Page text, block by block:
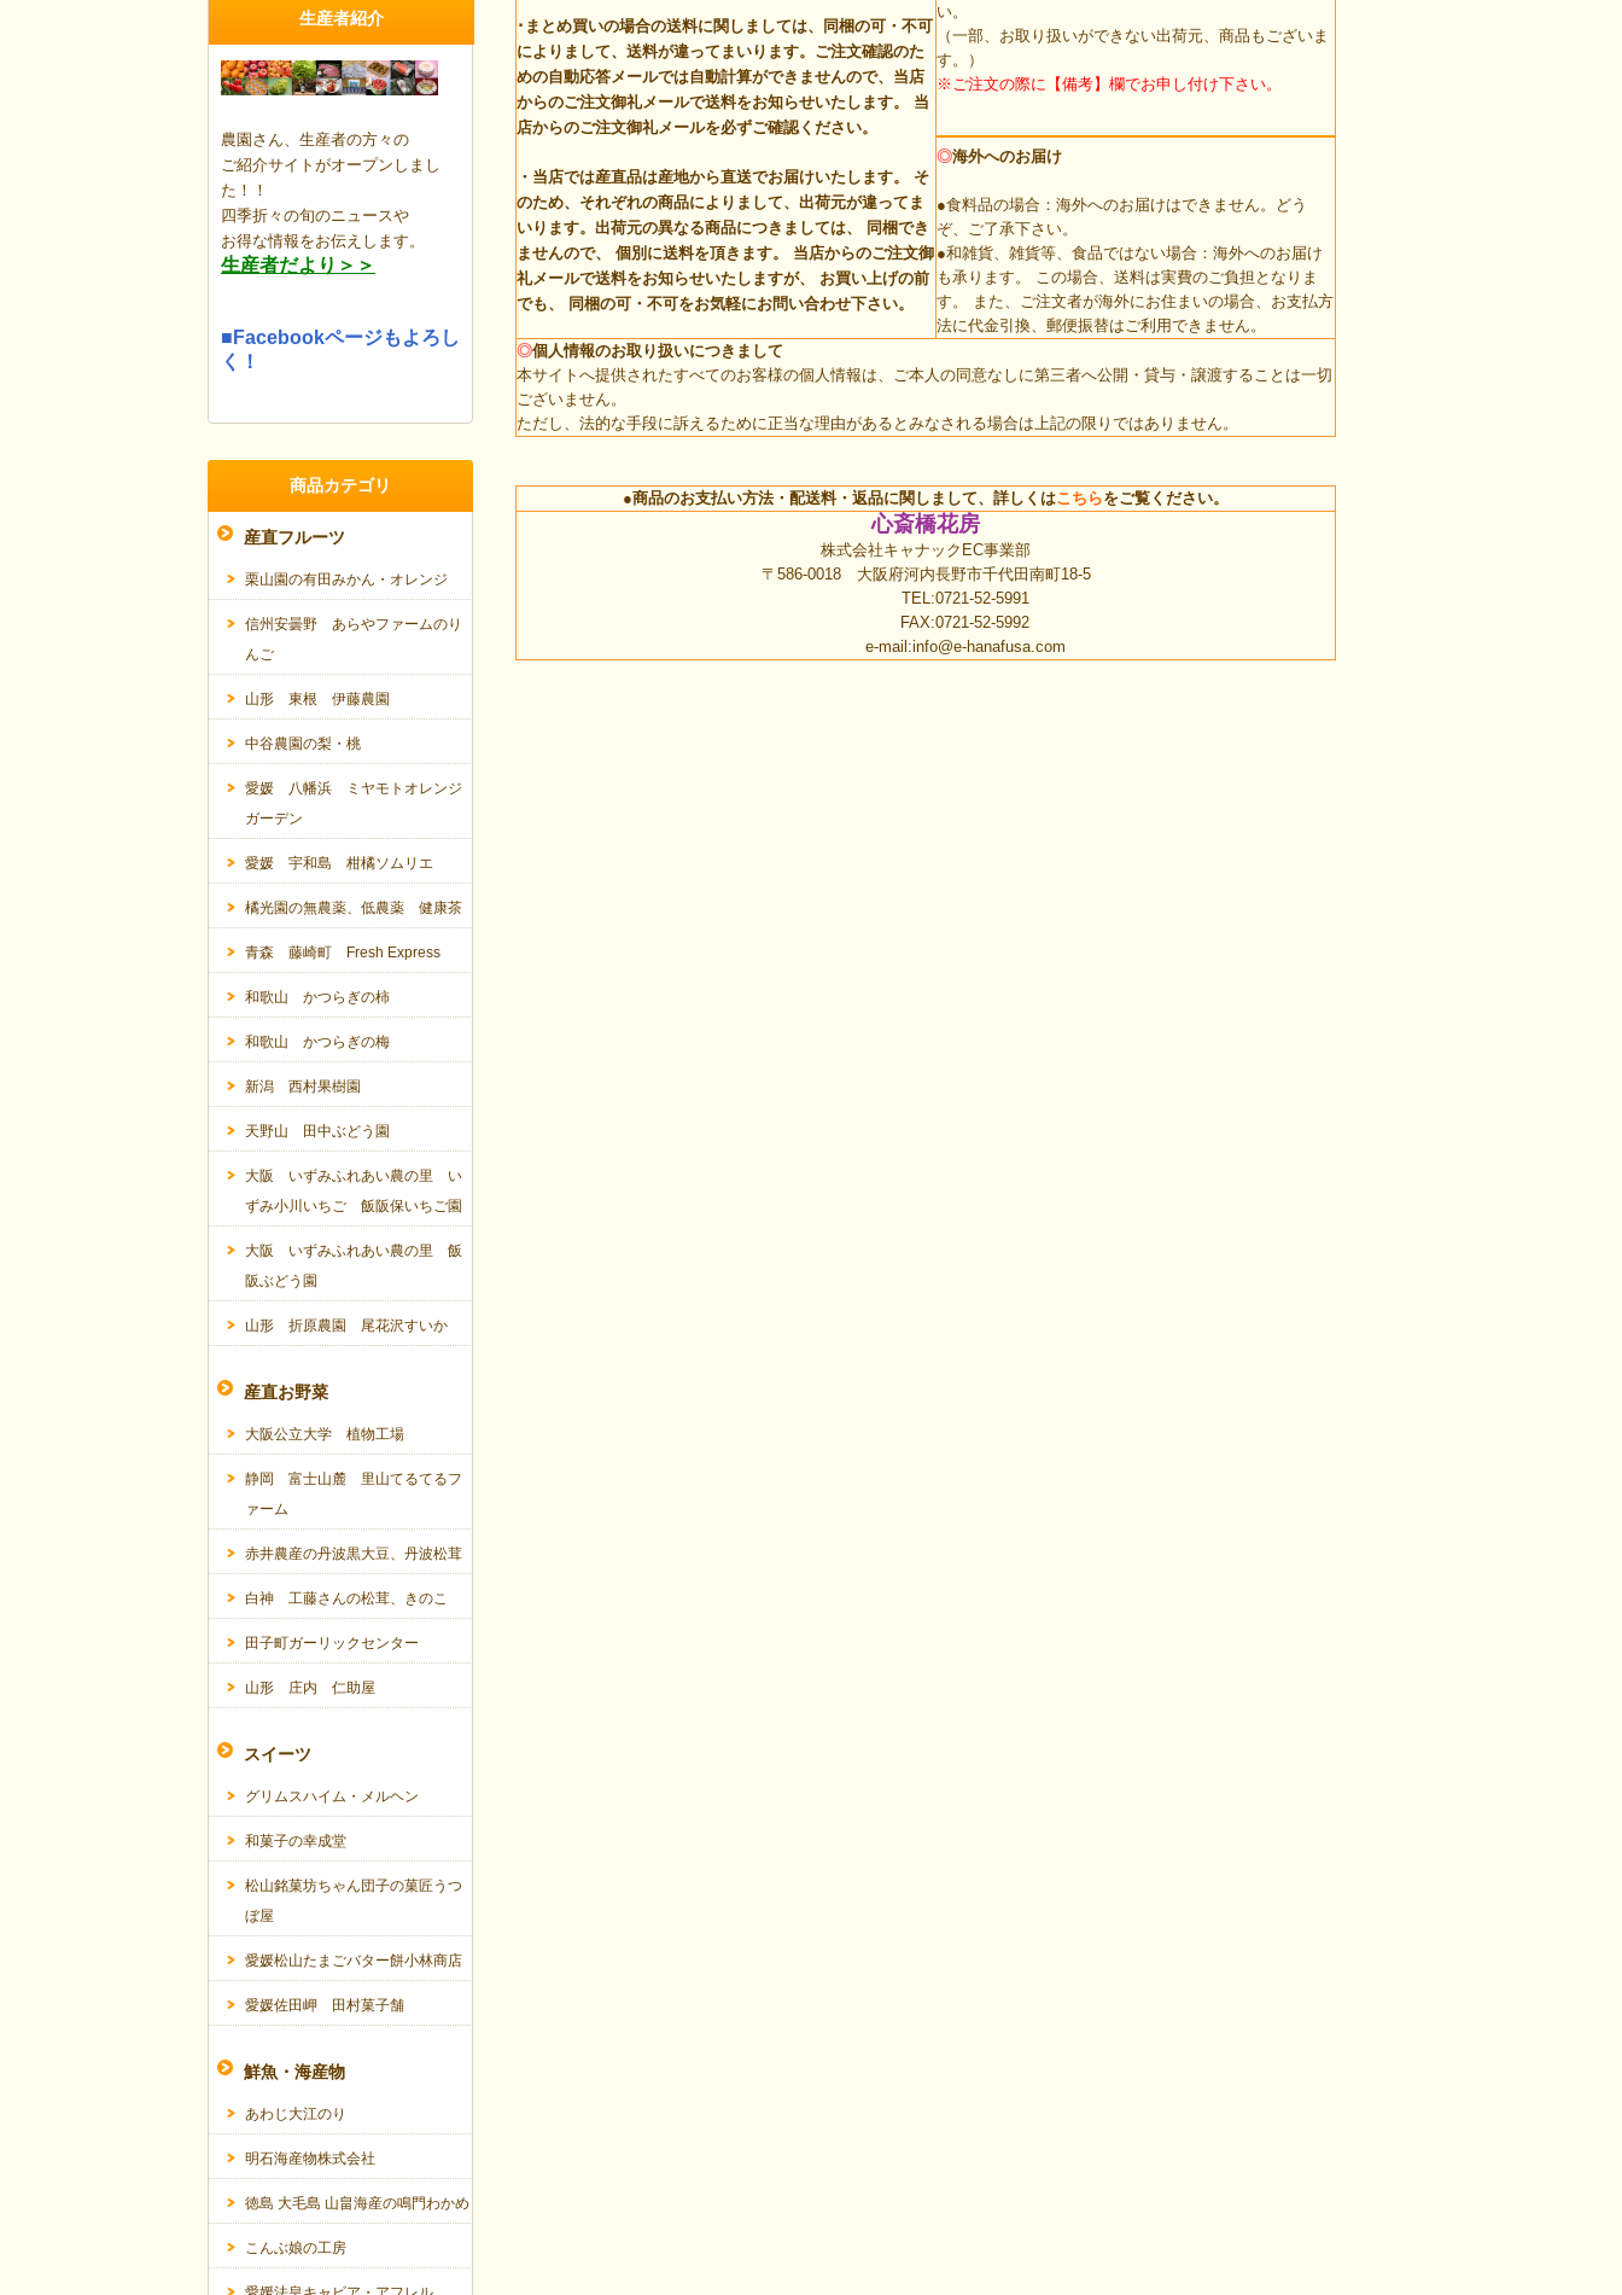
･まとめ買いの場合の送料に関しましては、同梱の可・不可
によりまして、送料が違ってまいります。ご注文確認のた
めの自動応答メールでは自動計算ができませんので、当店
からのご注文御礼メールで送料をお知らせいたします。 当
店からのご注文御礼メールを必ずご確認ください。
・当店では産直品は産地から直送でお届けいたします。 そ
のため、それぞれの商品によりまして、出荷元が違ってま
いります。 出荷元の異なる商品につきましては、 同梱でき
ませんので、 個別に送料を頂きます。
当店からのご注文御
礼メールで送料をお知らせいたしますが、 お買い上げの前
でも、 同梱の可・不可をお気軽にお問い合わせ下さい。
い。
（一部、お取り扱いができない出荷元、商品もございま
す。）
※ご注文の際に【備考】欄でお申し付け下さい。
◎海外へのお届け
●食料品の場合：海外へのお届けはできません。どう
ぞ、ご了承下さい。
●和雑貨、雑貨等、食品ではない場合：海外へのお届け
も承ります。 この場合、送料は実費のご負担となりま
す。 また、ご注文者が海外にお住まいの場合、お支払方
法に代金引換、郵便振替はご利用できません。
◎個人情報のお取り扱いにつきまして
本サイトへ提供されたすべてのお客様の個人情報は、ご本人の同意なしに第三者へ公開・貸与・譲渡することは一切
ございません。
ただし、法的な手段に訴えるために正当な理由があるとみなされる場合は上記の限りではありません。
●商品のお支払い方法・配送料・返品に関しまして、詳しくはこちらをご覧ください。
心斎橋花房
株式会社キャナックEC事業部
〒586-0018 大阪府河内長野市千代田南町18-5
TEL:0721-52-5991
FAX:0721-52-5992
e-mail:info@e-hanafusa.com
生産者紹介
農園さん、生産者の方々の
ご紹介サイトがオープンしまし
た！！
四季折々の旬のニュースや
お得な情報をお伝えします。
生産者だより＞＞
■Facebookページもよろし
く！
商品カテゴリ
産直フルーツ
栗山園の有田みかん・オレンジ
信州安曇野 あらやファームのり
んご
山形 東根 伊藤農園
中谷農園の梨・桃
愛媛 八幡浜 ミヤモトオレンジ
ガーデン
愛媛 宇和島 柑橘ソムリエ
橘光園の無農薬、低農薬 健康茶
青森 藤崎町 Fresh Express
和歌山 かつらぎの柿
和歌山 かつらぎの梅
新潟 西村果樹園
天野山 田中ぶどう園
大阪 いずみふれあい農の里 い
ずみ小川いちご 飯阪保いちご園
大阪 いずみふれあい農の里 飯
阪ぶどう園
山形 折原農園 尾花沢すいか
産直お野菜
大阪公立大学 植物工場
静岡 富士山麓 里山てるてるフ
ァーム
赤井農産の丹波黒大豆、丹波松茸
白神 工藤さんの松茸、きのこ
田子町ガーリックセンター
山形 庄内 仁助屋
スイーツ
グリムスハイム・メルヘン
和菓子の幸成堂
松山銘菓坊ちゃん団子の菓匠うつ
ぼ屋
愛媛松山たまごバター餅小林商店
愛媛佐田岬 田村菓子舗
鮮魚・海産物
あわじ大江のり
明石海産物株式会社
徳島 大毛島 山畠海産の鳴門わかめ
こんぶ娘の工房